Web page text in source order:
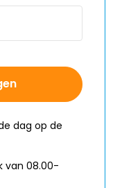
dag op de
van 08.00-